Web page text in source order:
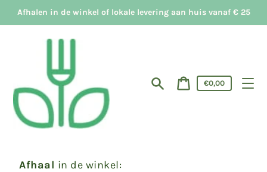
naar
de
Afhalen in de winkel of lokale levering aan huis vanaf € 25
Prijs
in
€0,00
Click&Collect
Afhaal in de winkel: